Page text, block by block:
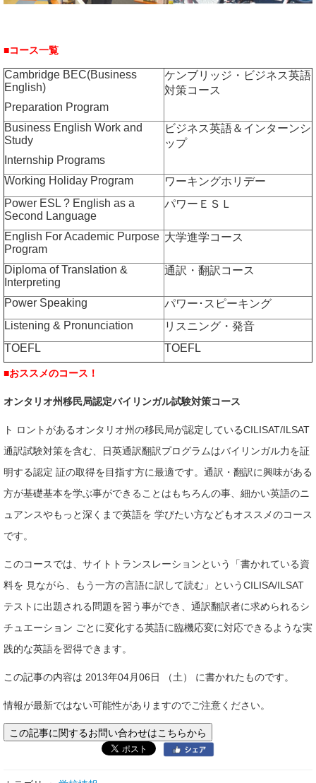
■コース一覧
Cambridge BEC(Business
English)
Preparation Program
ケンブリッジ・ビジネス英語
対策コース
Business English Work and
Study
Internship Programs
ビジネス英語＆インターンシ
ップ
Working Holiday Program
ワーキングホリデー
Power ESL ? English as a
Second Language
パワーＥＳＬ
English For Academic Purpose
Program
大学進学コース
Diploma of Translation &
Interpreting
通訳・翻訳コース
Power Speaking
パワー･スピーキング
Listening & Pronunciation
リスニング・発音
TOEFL
TOEFL
■おススメのコース！
オンタリオ州移民局認定バイリンガル試験対策コース
ト ロントがあるオンタリオ州の移民局が認定しているCILISAT/ILSAT
通訳試験対策を含む、日英通訳翻訳プログラムはバイリンガル力を証
明する認定 証の取得を目指す方に最適です。通訳・翻訳に興味がある
方が基礎基本を学ぶ事ができることはもちろんの事、細かい英語のニ
ュアンスやもっと深くまで英語を 学びたい方などもオススメのコース
です。
このコースでは、サイトトランスレーションという「書かれている資
料を 見ながら、もう一方の言語に訳して読む」というCILISA/ILSAT
テストに出題される問題を習う事ができ、通訳翻訳者に求められるシ
チュエーション ごとに変化する英語に臨機応変に対応できるような実
践的な英語を習得できます。
この記事の内容は 2013年04月06日 （土） に書かれたものです。
情報が最新ではない可能性がありますのでご注意ください。
この記事に関するお問い合わせはこちらから